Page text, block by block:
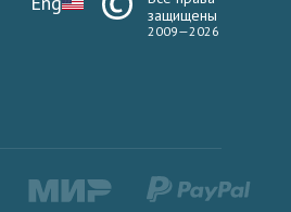
защищены
2009—2026